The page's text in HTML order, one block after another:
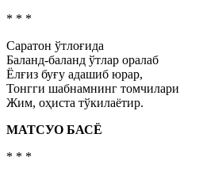
* * *
Саратон ўтлоғида
Баланд-баланд ўтлар оралаб
Ёлғиз буғу адашиб юрар,
Тонгги шабнамнинг томчилари
Жим, оҳиста тўкилаётир.
МАТСУО БАСЁ
* * *